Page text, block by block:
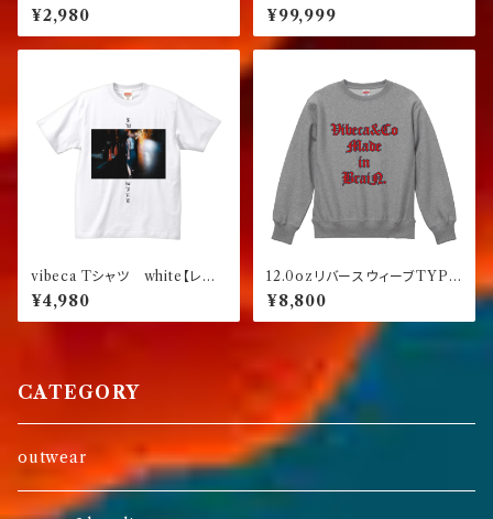
¥2,980 ¥99,999
vibeca Tシャツ white【レギ
ュラーフィット】
¥4,980
12.0ozリバースウィーブTYPE
スウェット グレー
¥8,800
CATEGORY
outwear